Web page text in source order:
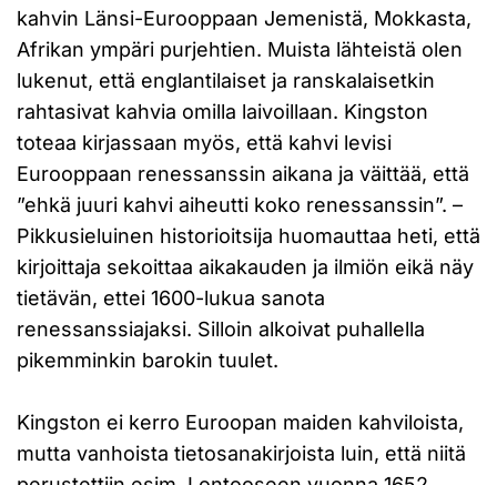
kahvin Länsi-Eurooppaan Jemenistä, Mokkasta,
Afrikan ympäri purjehtien. Muista lähteistä olen
lukenut, että englantilaiset ja ranskalaisetkin
rahtasivat kahvia omilla laivoillaan. Kingston
toteaa kirjassaan myös, että kahvi levisi
Eurooppaan renessanssin aikana ja väittää, että
”ehkä juuri kahvi aiheutti koko renessanssin”. –
Pikkusieluinen historioitsija huomauttaa heti, että
kirjoittaja sekoittaa aikakauden ja ilmiön eikä näy
tietävän, ettei 1600-lukua sanota
renessanssiajaksi. Silloin alkoivat puhallella
pikemminkin barokin tuulet.
Kingston ei kerro Euroopan maiden kahviloista,
mutta vanhoista tietosanakirjoista luin, että niitä